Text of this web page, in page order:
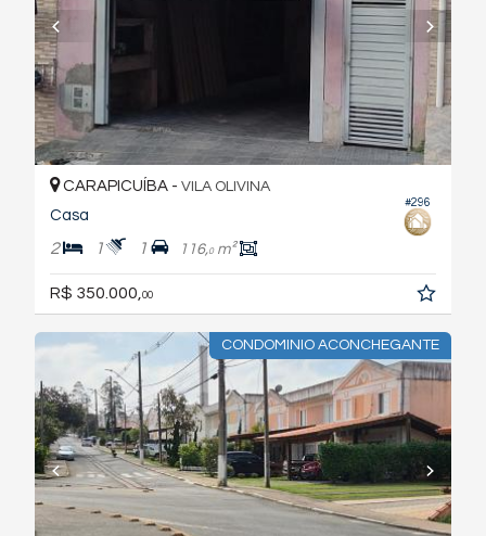
#296
CARAPICUÍBA - VILA OLIVINA
Casa
2 1 1 116,0m²
R$ 350.000, 00
CONDOMINIO ACONCHEGANTE